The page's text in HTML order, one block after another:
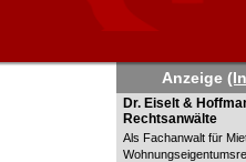
Immobiliensuche
nach Kreis
nach
Anzeige
Dr. Eiselt & Hoffmann -
Rechtsanwälte
Dr. Eiselt &
Rechtsanwälte
Als Fachanwalt für